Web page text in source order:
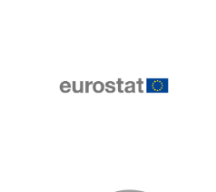
Katharien L.C. Hunt
Klaus-Heiner Lehne